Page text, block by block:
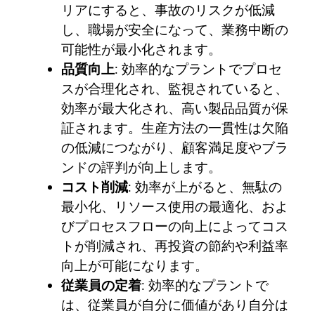
リアにすると、事故のリスクが低減
し、職場が安全になって、業務中断の
可能性が最小化されます。
品質向上: 効率的なプラントでプロセ
スが合理化され、監視されていると、
効率が最大化され、高い製品品質が保
証されます。生産方法の一貫性は欠陥
の低減につながり、顧客満足度やブラ
ンドの評判が向上します。
コスト削減: 効率が上がると、無駄の
最小化、リソース使用の最適化、およ
びプロセスフローの向上によってコス
トが削減され、再投資の節約や利益率
向上が可能になります。
従業員の定着: 効率的なプラントで
は、従業員が自分に価値があり自分は